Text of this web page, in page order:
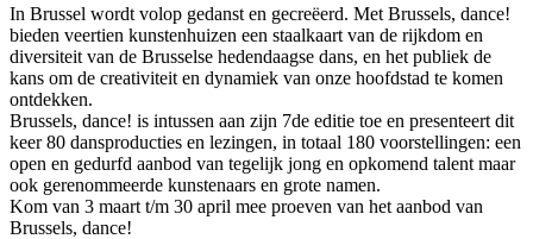
In Brussel wordt volop gedanst en gecreëerd. Met Brussels, dance!
bieden veertien kunstenhuizen een staalkaart van de rijkdom en
diversiteit van de Brusselse hedendaagse dans, en het publiek de
kans om de creativiteit en dynamiek van onze hoofdstad te komen
ontdekken.
Brussels, dance! is intussen aan zijn 7de editie toe en presenteert dit
keer 80 dansproducties en lezingen, in totaal 180 voorstellingen: een
open en gedurfd aanbod van tegelijk jong en opkomend talent maar
ook gerenommeerde kunstenaars en grote namen.
Kom van 3 maart t/m 30 april mee proeven van het aanbod van
Brussels, dance!